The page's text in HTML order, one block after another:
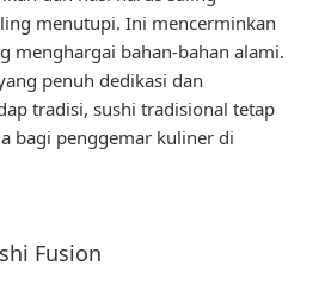
menutupi. Ini mencerminkan
menghargai bahan-bahan alami.
penuh dedikasi dan
tradisi, sushi tradisional tetap
bagi penggemar kuliner di
Fusion